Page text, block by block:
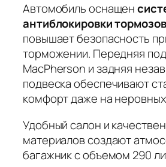
Автомобиль оснащен
антиблокировки тормозов
повышает безопасность
торможении. Передняя
MacPherson и задняя
подвеска обеспечивают
комфорт даже на
Удобный салон и
материалов создают
багажник с объемом 290